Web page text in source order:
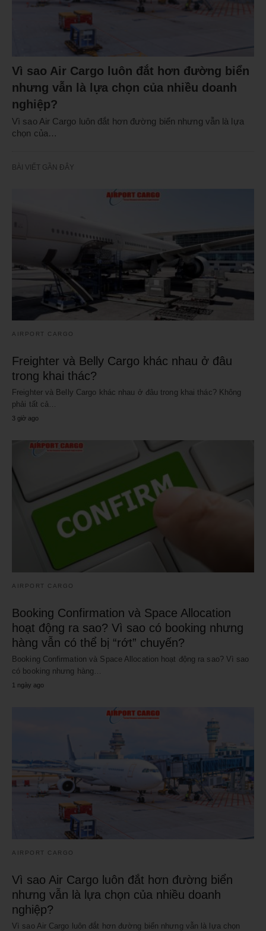
Vì sao Air Cargo luôn đắt hơn đường biển
nhưng vẫn là lựa chọn của nhiều doanh
nghiệp?
Vì sao Air Cargo luôn đắt hơn đường biển nhưng vẫn là lựa
chọn của…
BÀI VIẾT GẦN ĐÂY
AIRPORT CARGO
Freighter và Belly Cargo khác nhau ở đâu
trong khai thác?
Freighter và Belly Cargo khác nhau ở đâu trong khai thác? Không
phải tất cả…
3 giờ ago
AIRPORT CARGO
Booking Confirmation và Space Allocation
hoạt động ra sao? Vì sao có booking nhưng
hàng vẫn có thể bị “rớt” chuyến?
Booking Confirmation và Space Allocation hoạt động ra sao? Vì sao
có booking nhưng hàng…
1 ngày ago
AIRPORT CARGO
Vì sao Air Cargo luôn đắt hơn đường biển
nhưng vẫn là lựa chọn của nhiều doanh
nghiệp?
Vì sao Air Cargo luôn đắt hơn đường biển nhưng vẫn là lựa chọn